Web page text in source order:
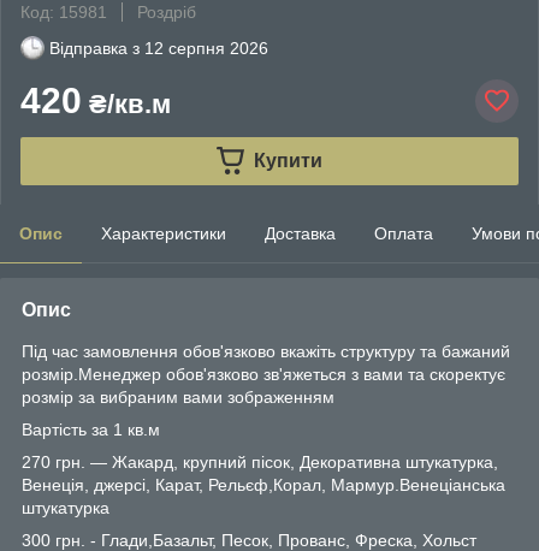
Код: 15981
Роздріб
Відправка з 12 серпня 2026
420 ₴/кв.м
Купити
Опис Характеристики Доставка Оплата Умови
Опис
Під час замовлення обов'язково вкажіть структуру та бажаний
розмір.Менеджер обов'язково зв'яжеться з вами та скоректує
розмір за вибраним вами зображенням
Вартість за 1 кв.м
270 грн. — Жакард, крупний пісок, Декоративна штукатурка,
Венеція, джерсі, Карат, Рельєф,Корал, Мармур.Венеціанська
штукатурка
300 грн. - Глади,Базальт, Песок, Прованс, Фреска, Хольст